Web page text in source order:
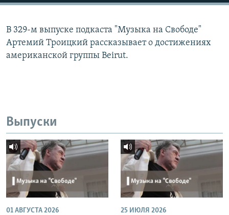
В 329-м выпуске подкаста "Музыка на Свободе"
Артемий Троицкий рассказывает о достижениях
американской группы Beirut.
Выпуски
01 АВГУСТА 2026 25 ИЮЛЯ 2026